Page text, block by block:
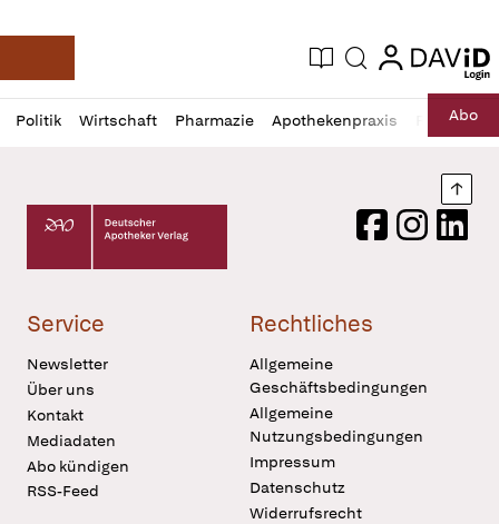
Deutsche Apotheker Zeitung
Aktuelle Ausgabe
Suche login
login
Politik Wirtschaft Pharmazie Apothekenpraxis RechtAbo
Profil
öffnen
Daz
Pur
Deutscher Apotheker Verlag Logo
FacebookInstagram
Service
Newsletter
Über uns
Kontakt
Mediadaten
Abo kündigen
RSS-Feed
Rechtliches
Allgemeine
Geschäftsbedingungen
Allgemeine
Nutzungsbedingungen
Impressum
Datenschutz
Widerrufsrecht